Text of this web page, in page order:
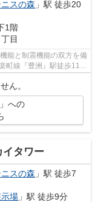
スの森 」駅 徒歩20
1階
丁目
ん。
への
イタワー
スの森 」駅 徒歩7
場 」駅 徒歩9分